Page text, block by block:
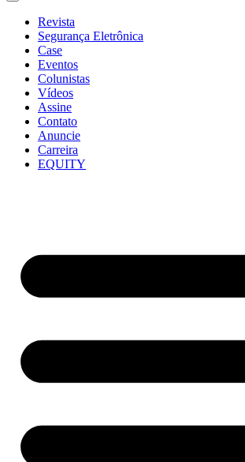
Revista
Segurança Eletrônica
Case
Eventos
Colunistas
Vídeos
Assine
Contato
Anuncie
Carreira
EQUITY